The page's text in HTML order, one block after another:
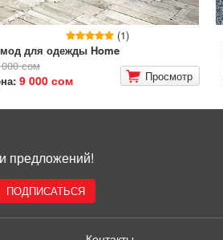
(1)
для одежды Home
сом
9 000 сом Просмотр
предложений!